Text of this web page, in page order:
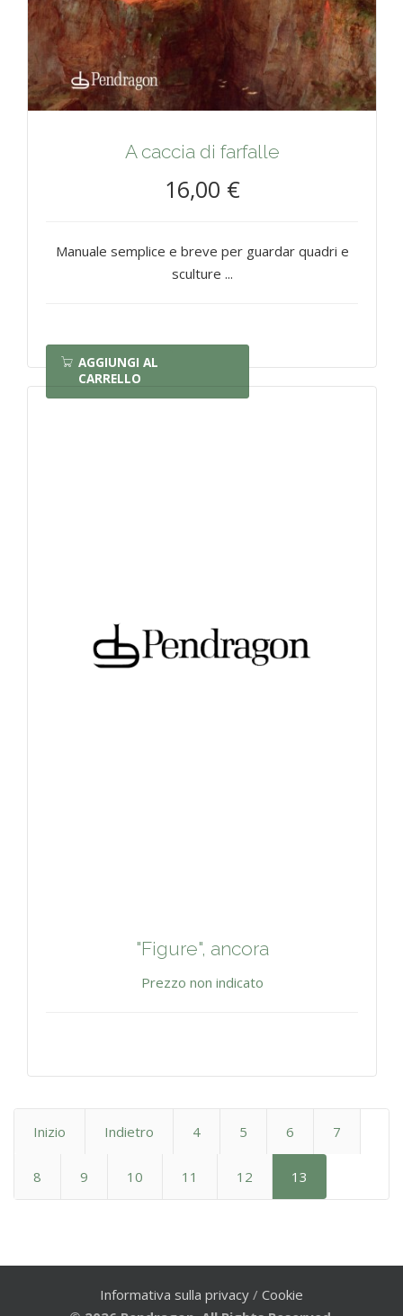
A caccia di farfalle
16,00 €
Manuale semplice e breve per guardar quadri e
sculture ...
AGGIUNGI AL
CARRELLO
"Figure", ancora
Prezzo non indicato
Inizio Indietro 4 5 6 7
8 9 10 11 12 13
Informativa sulla privacy / Cookie